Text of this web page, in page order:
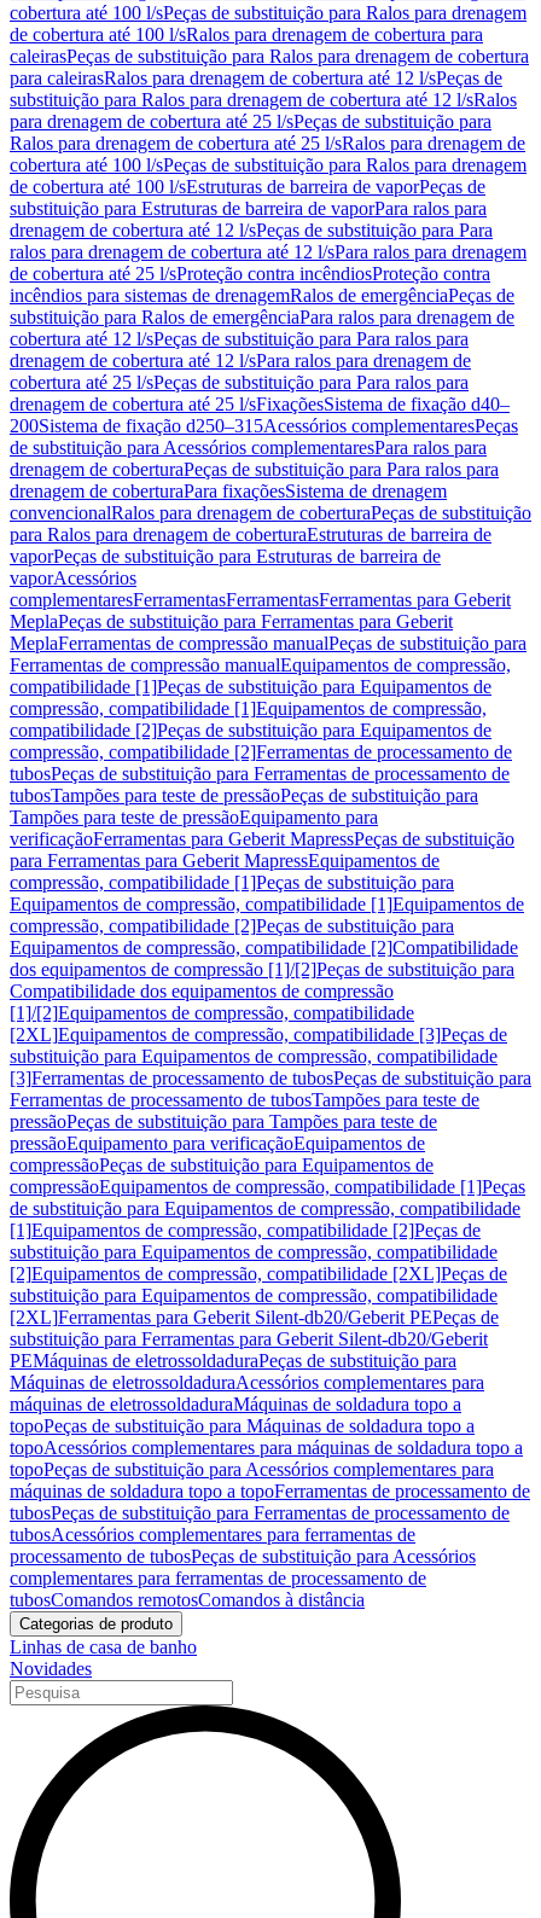
cobertura até 100 l/sPeças de substituição para Ralos para drenagem
de cobertura até 100 l/sRalos para drenagem de cobertura para
caleirasPeças de substituição para Ralos para drenagem de cobertura
para caleirasRalos para drenagem de cobertura até 12 l/sPeças de
substituição para Ralos para drenagem de cobertura até 12 l/sRalos
para drenagem de cobertura até 25 l/sPeças de substituição para
Ralos para drenagem de cobertura até 25 l/sRalos para drenagem de
cobertura até 100 l/sPeças de substituição para Ralos para drenagem
de cobertura até 100 l/sEstruturas de barreira de vaporPeças de
substituição para Estruturas de barreira de vaporPara ralos para
drenagem de cobertura até 12 l/sPeças de substituição para Para
ralos para drenagem de cobertura até 12 l/sPara ralos para drenagem
de cobertura até 25 l/sProteção contra incêndiosProteção contra
incêndios para sistemas de drenagemRalos de emergênciaPeças de
substituição para Ralos de emergênciaPara ralos para drenagem de
cobertura até 12 l/sPeças de substituição para Para ralos para
drenagem de cobertura até 12 l/sPara ralos para drenagem de
cobertura até 25 l/sPeças de substituição para Para ralos para
drenagem de cobertura até 25 l/sFixaçõesSistema de fixação d40–
200Sistema de fixação d250–315Acessórios complementaresPeças
de substituição para Acessórios complementaresPara ralos para
drenagem de coberturaPeças de substituição para Para ralos para
drenagem de coberturaPara fixaçõesSistema de drenagem
convencionalRalos para drenagem de coberturaPeças de substituição
para Ralos para drenagem de coberturaEstruturas de barreira de
vaporPeças de substituição para Estruturas de barreira de
vaporAcessórios
complementaresFerramentasFerramentasFerramentas para Geberit
MeplaPeças de substituição para Ferramentas para Geberit
MeplaFerramentas de compressão manualPeças de substituição para
Ferramentas de compressão manualEquipamentos de compressão,
compatibilidade [1]Peças de substituição para Equipamentos de
compressão, compatibilidade [1]Equipamentos de compressão,
compatibilidade [2]Peças de substituição para Equipamentos de
compressão, compatibilidade [2]Ferramentas de processamento de
tubosPeças de substituição para Ferramentas de processamento de
tubosTampões para teste de pressãoPeças de substituição para
Tampões para teste de pressãoEquipamento para
verificaçãoFerramentas para Geberit MapressPeças de substituição
para Ferramentas para Geberit MapressEquipamentos de
compressão, compatibilidade [1]Peças de substituição para
Equipamentos de compressão, compatibilidade [1]Equipamentos de
compressão, compatibilidade [2]Peças de substituição para
Equipamentos de compressão, compatibilidade [2]Compatibilidade
dos equipamentos de compressão [1]/[2]Peças de substituição para
Compatibilidade dos equipamentos de compressão
[1]/[2]Equipamentos de compressão, compatibilidade
[2XL]Equipamentos de compressão, compatibilidade [3]Peças de
substituição para Equipamentos de compressão, compatibilidade
[3]Ferramentas de processamento de tubosPeças de substituição para
Ferramentas de processamento de tubosTampões para teste de
pressãoPeças de substituição para Tampões para teste de
pressãoEquipamento para verificaçãoEquipamentos de
compressãoPeças de substituição para Equipamentos de
compressãoEquipamentos de compressão, compatibilidade [1]Peças
de substituição para Equipamentos de compressão, compatibilidade
[1]Equipamentos de compressão, compatibilidade [2]Peças de
substituição para Equipamentos de compressão, compatibilidade
[2]Equipamentos de compressão, compatibilidade [2XL]Peças de
substituição para Equipamentos de compressão, compatibilidade
[2XL]Ferramentas para Geberit Silent-db20/Geberit PEPeças de
substituição para Ferramentas para Geberit Silent-db20/Geberit
PEMáquinas de eletrossoldaduraPeças de substituição para
Máquinas de eletrossoldaduraAcessórios complementares para
máquinas de eletrossoldaduraMáquinas de soldadura topo a
topoPeças de substituição para Máquinas de soldadura topo a
topoAcessórios complementares para máquinas de soldadura topo a
topoPeças de substituição para Acessórios complementares para
máquinas de soldadura topo a topoFerramentas de processamento de
tubosPeças de substituição para Ferramentas de processamento de
tubosAcessórios complementares para ferramentas de
processamento de tubosPeças de substituição para Acessórios
complementares para ferramentas de processamento de
tubosComandos remotosComandos à distância
Categorias de produto
Linhas de casa de banho
Novidades